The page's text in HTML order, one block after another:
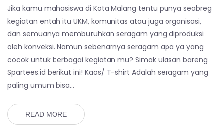
Jika kamu mahasiswa di Kota Malang tentu punya seabreg
kegiatan entah itu UKM, komunitas atau juga organisasi,
dan semuanya membutuhkan seragam yang diproduksi
oleh konveksi. Namun sebenarnya seragam apa ya yang
cocok untuk berbagai kegiatan mu? Simak ulasan bareng
Spartees.id berikut ini! Kaos/ T-shirt Adalah seragam yang
paling umum bisa…
READ MORE